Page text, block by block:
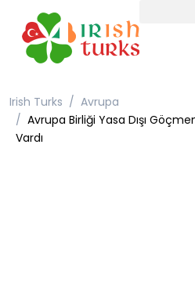
Irish Turks
Avrupa
Avrupa Birliği Yasa Dışı
Vardı